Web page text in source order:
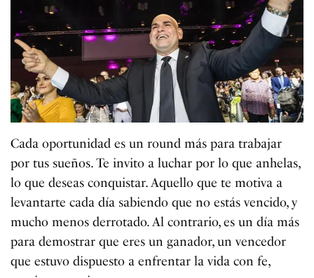
Cada oportunidad es un round más para trabajar
por tus sueños. Te invito a luchar por lo que anhelas,
lo que deseas conquistar. Aquello que te motiva a
levantarte cada día sabiendo que no estás vencido, y
mucho menos derrotado. Al contrario, es un día más
para demostrar que eres un ganador, un vencedor
que estuvo dispuesto a enfrentar la vida con fe,